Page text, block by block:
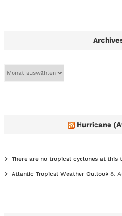
Hurricane
There are no tropical cyclones at this
Atlantic Tropical Weather Outlook 8.